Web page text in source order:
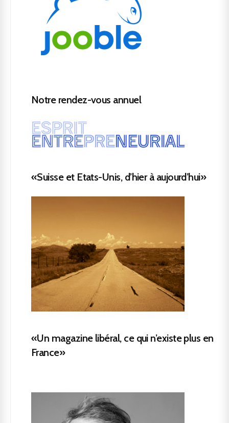
Notre rendez-vous annuel
«Suisse et Etats-Unis, d’hier à aujourd’hui»
«Un magazine libéral, ce qui n’existe plus en
France»